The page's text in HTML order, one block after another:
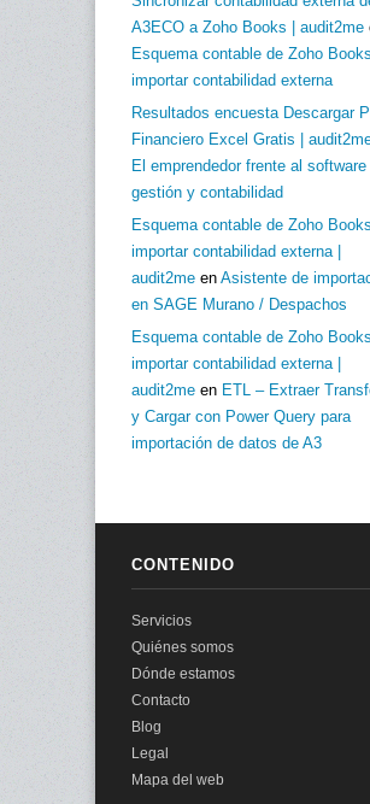
A3ECO a Zoho Books | audit2me
Esquema contable de Zoho
importar contabilidad externa
Resultados encuesta Descargar
Financiero Excel Gratis |
El emprendedor frente al software
gestión y contabilidad
Esquema contable de Zoho
importar contabilidad externa |
audit2me en Asistente de
en SAGE Murano / Despachos
Esquema contable de Zoho
importar contabilidad externa |
audit2me en ETL – Extraer
y Cargar con Power Query para
importación de datos de A3
CONTENIDO
Servicios
Quiénes somos
Dónde estamos
Contacto
Blog
Legal
Mapa del web